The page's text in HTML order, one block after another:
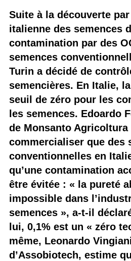
Suite à la découverte par
italienne des semences
contamination par des
semences
Turin a décidé de
semencières. En Italie,
seuil de zéro pour les
les semences. Edoardo
de Monsanto
commercialiser que des
conventionnelles en
qu’une contamination
être évitée : « la pureté
impossible dans
semences », a-t-il
lui, 0,1% est un « zéro
même, Leonardo
d’Assobiotech, estime